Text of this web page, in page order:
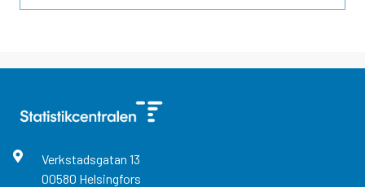
Verkstadsgatan 13
00580 Helsingfors